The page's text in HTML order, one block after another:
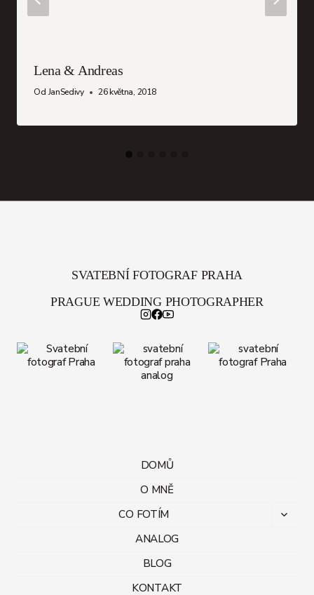
Lena & Andreas
Od JanSedivy 26 května, 2018
SVATEBNÍ FOTOGRAF PRAHA
PRAGUE WEDDING PHOTOGRAPHER
DOMŮ
O MNĚ
CO FOTÍM
Toggle
ANALOG
BLOG
KONTAKT